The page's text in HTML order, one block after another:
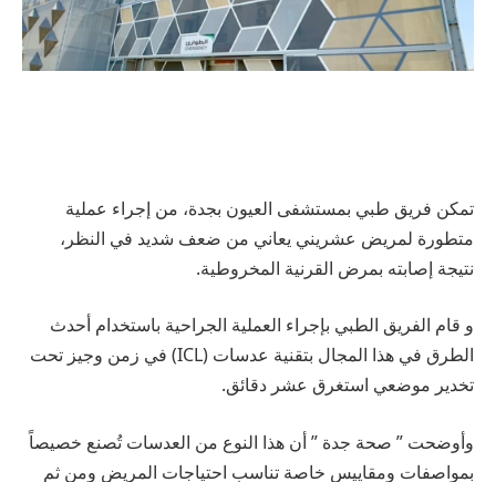
تمكن فريق طبي بمستشفى العيون بجدة، من إجراء عملية
متطورة لمريض عشريني يعاني من ضعف شديد في النظر،
نتيجة إصابته بمرض القرنية المخروطية.
و قام الفريق الطبي بإجراء العملية الجراحية باستخدام أحدث
الطرق في هذا المجال بتقنية عدسات (ICL) في زمن وجيز تحت
تخدير موضعي استغرق عشر دقائق.
وأوضحت ” صحة جدة ” أن هذا النوع من العدسات تُصنع خصيصاً
بمواصفات ومقاييس خاصة تناسب احتياجات المريض ومن ثم